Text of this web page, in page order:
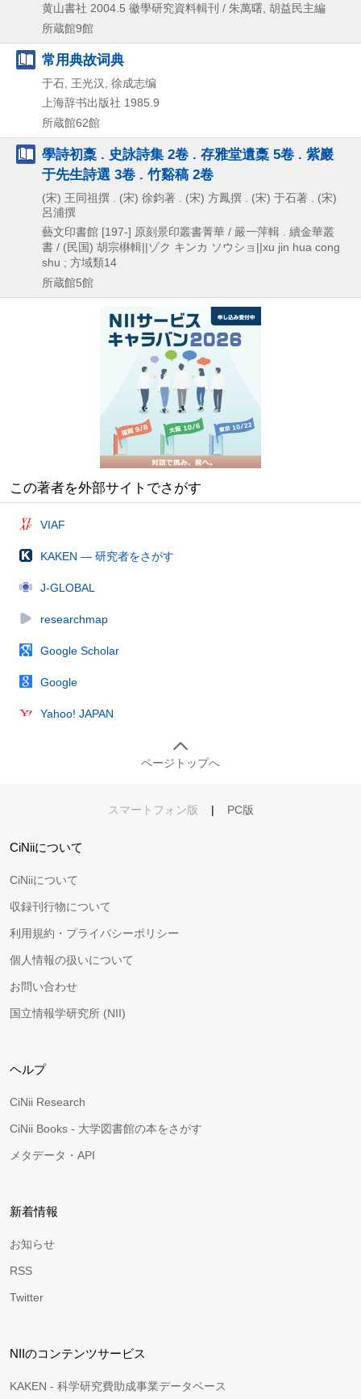
黄山書社 2004.5 徽學研究資料輯刊 / 朱萬曙, 胡益民主編
所蔵館9館
常用典故词典
于石, 王光汉, 徐成志编
上海辞书出版社 1985.9
所蔵館62館
學詩初稾 . 史詠詩集 2卷 . 存雅堂遺稾 5卷 . 紫巖
于先生詩選 3卷 . 竹谿稿 2卷
(宋) 王同祖撰 . (宋) 徐鈞著 . (宋) 方鳳撰 . (宋) 于石著 . (宋)
呂浦撰
藝文印書館 [197-] 原刻景印叢書菁華 / 嚴一萍輯 . 續金華叢
書 / (民国) 胡宗楙輯||ゾク キンカ ソウショ||xu jin hua cong
shu ; 方域類14
所蔵館5館
この著者を外部サイトでさがす
VIAF
KAKEN — 研究者をさがす
J-GLOBAL
researchmap
Google Scholar
Google
Yahoo! JAPAN
ページトップへ
スマートフォン版 | PC版
CiNiiについて
CiNiiについて
収録刊行物について
利用規約・プライバシーポリシー
個人情報の扱いについて
お問い合わせ
国立情報学研究所 (NII)
ヘルプ
CiNii Research
CiNii Books - 大学図書館の本をさがす
メタデータ・API
新着情報
お知らせ
RSS
Twitter
NIIのコンテンツサービス
KAKEN - 科学研究費助成事業データベース